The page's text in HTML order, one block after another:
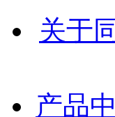
关于
产品